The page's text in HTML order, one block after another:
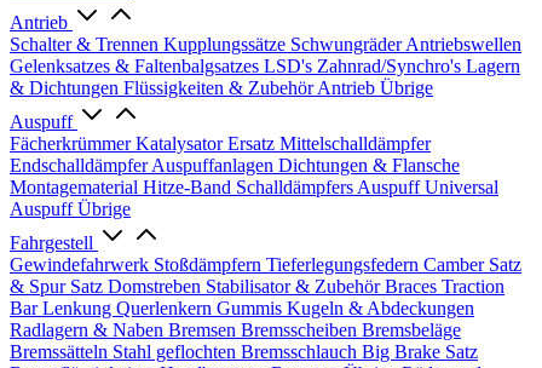
Antrieb
Schalter & Trennen Kupplungssätze SchwungräderAntriebswellen
Gelenksatzes & Faltenbalgsatzes LSD's Zahnrad/Synchro's Lagern
& Dichtungen Flüssigkeiten & ZubehörAntrieb Übrige
Auspuff
FächerkrümmerKatalysator Ersatz Mittelschalldämpfer
EndschalldämpferAuspuffanlagen Dichtungen & Flansche
Montagematerial Hitze-Band Schalldämpfers Auspuff Universal
Auspuff Übrige
Fahrgestell
Gewindefahrwerk Stoßdämpfern Tieferlegungsfedern Camber Satz
& Spur Satz Domstreben Stabilisator & ZubehörBraces Traction
BarLenkung Querlenkern Gummis Kugeln & Abdeckungen
Radlagern & Naben Bremsen Bremsscheiben Bremsbeläge
Bremssätteln Stahl geflochten Bremsschlauch Big Brake Satz